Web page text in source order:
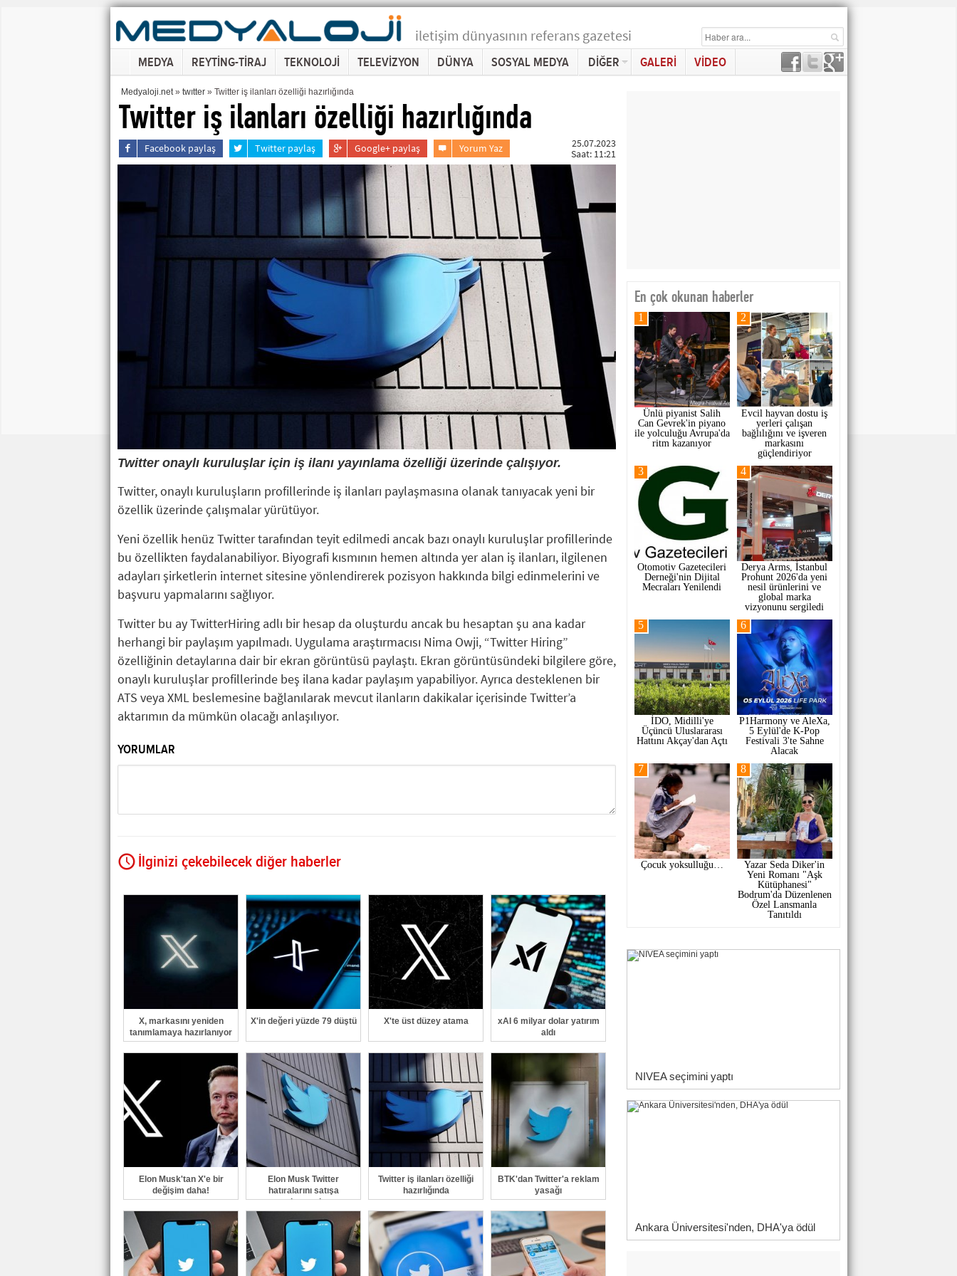
iletişim dünyasının referans gazetesi
MEDYA REYTİNG-TİRAJ TEKNOLOJİ TELEVİZYON DÜNYA SOSYAL MEDYA DİĞER GALERİ VİDEO
Twitter iş ilanları özelliği hazırlığında
Medyaloji.net» twıtter» Twitter iş ilanları özelliği hazırlığında
Facebook paylaş Twitter paylaş Google+ paylaş Yorum Yaz
25.07.2023
Saat: 11:21
Twitter onaylı kuruluşlar için iş ilanı yayınlama özelliği üzerinde çalışıyor.
Twitter, onaylı kuruluşların profillerinde iş ilanları paylaşmasına olanak tanıyacak yeni bir
özellik üzerinde çalışmalar yürütüyor.
Yeni özellik henüz Twitter tarafından teyit edilmedi ancak bazı onaylı kuruluşlar profillerinde
bu özellikten faydalanabiliyor. Biyografi kısmının hemen altında yer alan iş ilanları, ilgilenen
adayları şirketlerin internet sitesine yönlendirerek pozisyon hakkında bilgi edinmelerini ve
başvuru yapmalarını sağlıyor.
Twitter bu ay TwitterHiring adlı bir hesap da oluşturdu ancak bu hesaptan şu ana kadar
herhangi bir paylaşım yapılmadı. Uygulama araştırmacısı Nima Owji, “Twitter Hiring”
özelliğinin detaylarına dair bir ekran görüntüsü paylaştı. Ekran görüntüsündeki bilgilere göre,
onaylı kuruluşlar profillerinde beş ilana kadar paylaşım yapabiliyor. Ayrıca desteklenen bir
ATS veya XML beslemesine bağlanılarak mevcut ilanların dakikalar içerisinde Twitter’a
aktarımın da mümkün olacağı anlaşılıyor.
YORUMLAR
GÖNDER
İlginizi çekebilecek diğer haberler
X, markasını yeniden
tanımlamaya hazırlanıyor
X'in değeri yüzde 79 düştü X'te üst düzey atama
xAI 6 milyar dolar yatırım
aldı
Elon Musk'tan X'e bir
değişim daha!
Elon Musk Twitter
hatıralarını satışa
çıkaracak
Twitter iş ilanları özelliği
hazırlığında
BTK'dan Twitter'a reklam
yasağı
En çok okunan haberler
Ünlü piyanist Salih
Can Gevrek'in piyano
ile yolculuğu Avrupa'da
ritm kazanıyor
1
Evcil hayvan dostu iş
yerleri çalışan
bağlılığını ve işveren
markasını
güçlendiriyor
2
Otomotiv Gazetecileri
Derneği'nin Dijital
Mecraları Yenilendi
3
Derya Arms, İstanbul
Prohunt 2026'da yeni
nesil ürünlerini ve
global marka
vizyonunu sergiledi
4
İDO, Midilli'ye
Üçüncü Uluslararası
Hattını Akçay'dan Açtı
5
P1Harmony ve AleXa,
5 Eylül'de K-Pop
Festivali 3'te Sahne
Alacak
6
Çocuk yoksulluğu…
7
Yazar Seda Diker'in
Yeni Romanı "Aşk
Kütüphanesi"
Bodrum'da Düzenlenen
Özel Lansmanla
Tanıtıldı
8
NIVEA seçimini yaptı
Ankara Üniversitesi'nden, DHA'ya ödül